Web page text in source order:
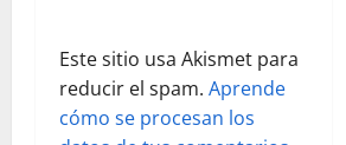
a
d
Este sitio usa Akismet para
reducir el spam. Aprende
cómo se procesan los